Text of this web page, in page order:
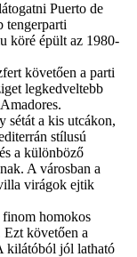
Puerto de
tengerparti
köré épült az 1980-
követően a parti
legkedveltebb
sétát a kis utcákon,
stílusú
a különböző
A városban a
virágok ejtik
finom homokos
követően a
kilátóból jól latható